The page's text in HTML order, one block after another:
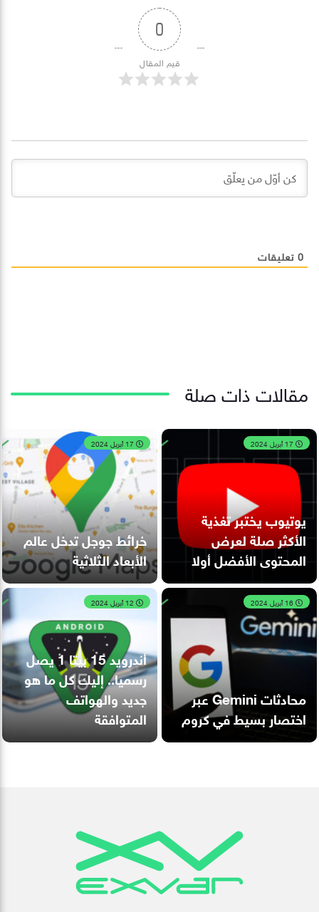
0
قيم المقال
0 تعليقات
مقالات ذات صلة
يوتيوب يختبر تغذية
الأكثر صلة لعرض
المحتوى الأفضل أولا
خرائط جوجل تدخل عالم
الأبعاد الثلاثية
محادثات Gemini عبر
اختصار بسيط في كروم
أندرويد 15 بيتا 1 يصل
رسميا.. إليك كل ما هو
جديد والهواتف
المتوافقة